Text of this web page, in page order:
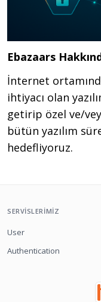
Ebazaars
İnternet
ihtiyacı olan
getirip özel ve/
bütün yazılım
hedefliyoruz.
SERVISLERIMIZ
User
Authentication